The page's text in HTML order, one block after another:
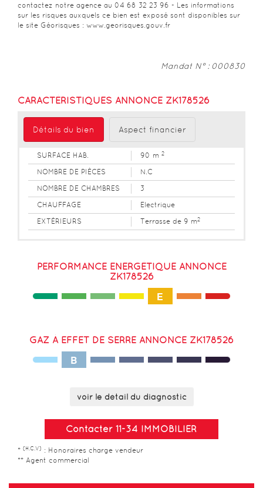
contactez notre agence au 04 68 32 23 96 - Les informations
sur les risques auxquels ce bien est exposé sont disponibles sur
le site Géorisques : www.georisques.gouv.fr
Mandat N° : 000830
CARACTÉRISTIQUES ANNONCE ZK178526
Détails du bien Aspect financier
SURFACE HAB. 90 m 2
NOMBRE DE PIÈCES
N.C
NOMBRE DE CHAMBRES
3
CHAUFFAGE
Electrique
EXTÉRIEURS
Terrasse de 9 m2
PERFORMANCE ENERGÉTIQUE ANNONCE
ZK178526
E
GAZ À EFFET DE SERRE ANNONCE ZK178526
B
voir le détail du diagnostic
Contacter 11-34 IMMOBILIER
* (H.C.V) : Honoraires charge vendeur
** Agent commercial